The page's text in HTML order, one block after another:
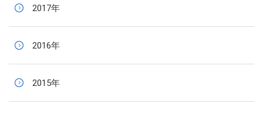
2017年
2016年
2015年